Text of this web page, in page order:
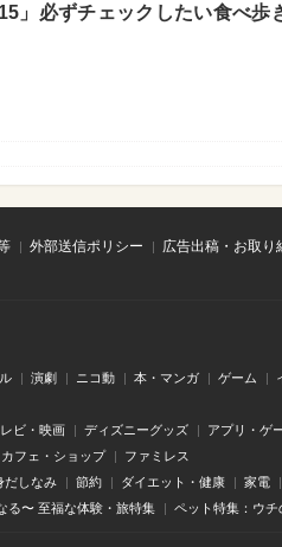
」必ずチェックしたい食べ歩
外部送信ポリシー
広告出稿・お取り
演劇 ニコ動 本・マンガ ゲーム
ビ・映画 ディズニーグッズ アプリ・ゲ
カフェ・ショップ ファミレス
だしなみ 節約 ダイエット・健康 家電
る〜 至福な体験・旅特集 ペット特集：ウチ